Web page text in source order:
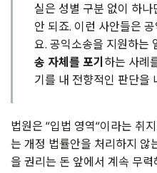
실은 성별 구분 없이 하
안 되죠. 이런 사안들은
요. 공익소송을 지원하는
송 자체를 포기하는 사례
기를 내 전향적인 판단을
법원은 “입법 영역“이라는 취
는 개정 법률안을 처리하지 않
을 권리는 돈 앞에서 계속 무